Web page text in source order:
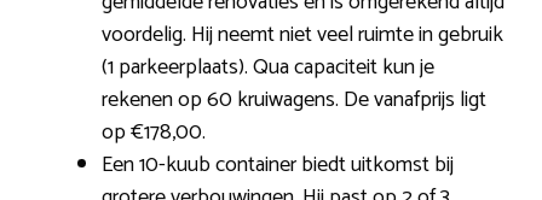
voordelig. Hij neemt niet veel ruimte in gebruik
(1 parkeerplaats). Qua capaciteit kun je
rekenen op 60 kruiwagens. De vanafprijs ligt
op €178,00.
Een 10-kuub container biedt uitkomst bij